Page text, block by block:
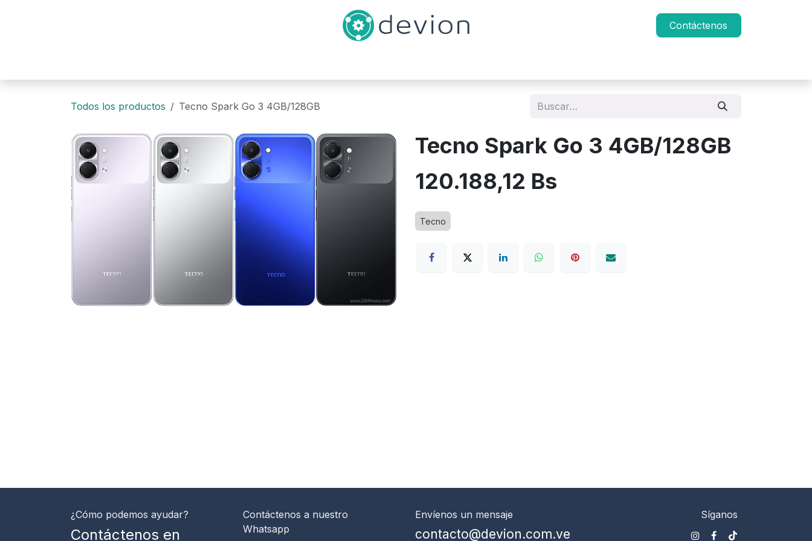
Contáctenos
Todos los productos Tecno Spark Go 3 4GB/128GB
Tecno Spark Go 3 4GB/128GB
120.188,12 Bs
Tecno
¿Cómo podemos ayudar?
Contáctenos en
Contáctenos a nuestro
Whatsapp
Envíenos un mensaje
contacto@devion.com.ve
Síganos